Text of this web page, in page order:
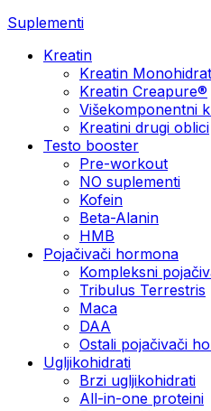
Suplementi
Kreatin
Kreatin Monohidrat
Kreatin Creapure®
Višekomponentni
Kreatini drugi oblici
Testo booster
Pre-workout
NO suplementi
Kofein
Beta-Alanin
HMB
Pojačivači hormona
Kompleksni
Tribulus Terrestris
Maca
DAA
Ostali pojačivači
Ugljikohidrati
Brzi ugljikohidrati
All-in-one proteini